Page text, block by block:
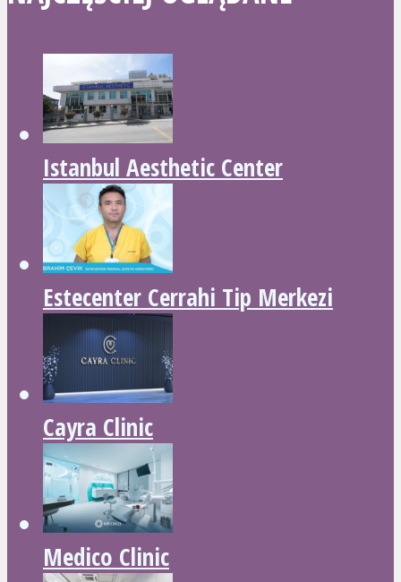
Istanbul Aesthetic Center
Estecenter Cerrahi Tip Merkezi
Cayra Clinic
Medico Clinic